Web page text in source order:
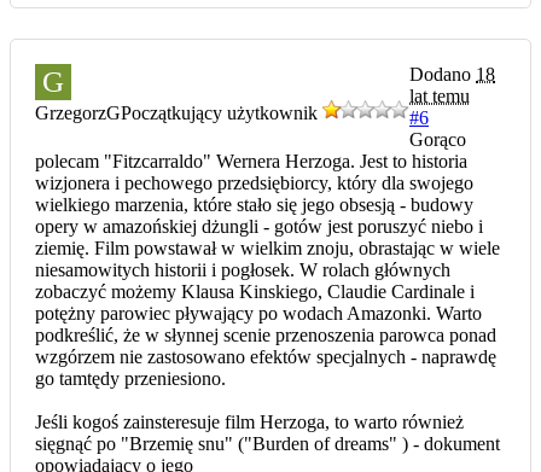
G
GrzegorzGPoczątkujący użytkownik
Dodano 18
lat temu
#6
Gorąco
polecam "Fitzcarraldo" Wernera Herzoga. Jest to historia
wizjonera i pechowego przedsiębiorcy, który dla swojego
wielkiego marzenia, które stało się jego obsesją - budowy
opery w amazońskiej dżungli - gotów jest poruszyć niebo i
ziemię. Film powstawał w wielkim znoju, obrastając w wiele
niesamowitych historii i pogłosek. W rolach głównych
zobaczyć możemy Klausa Kinskiego, Claudie Cardinale i
potężny parowiec pływający po wodach Amazonki. Warto
podkreślić, że w słynnej scenie przenoszenia parowca ponad
wzgórzem nie zastosowano efektów specjalnych - naprawdę
go tamtędy przeniesiono.
Jeśli kogoś zainsteresuje film Herzoga, to warto również
sięgnąć po "Brzemię snu" ("Burden of dreams" ) - dokument
opowiadający o jego